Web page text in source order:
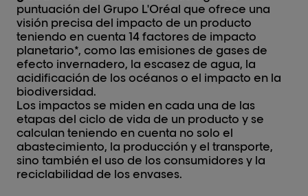
puntuación del Grupo L'Oréal que ofrece una
visión precisa del impacto de un producto
teniendo en cuenta 14 factores de impacto
planetario*, como las emisiones de gases de
efecto invernadero, la escasez de agua, la
acidificación de los océanos o el impacto en la
biodiversidad.
Los impactos se miden en cada una de las
etapas del ciclo de vida de un producto y se
calculan teniendo en cuenta no solo el
abastecimiento, la producción y el transporte,
sino también el uso de los consumidores y la
reciclabilidad de los envases.